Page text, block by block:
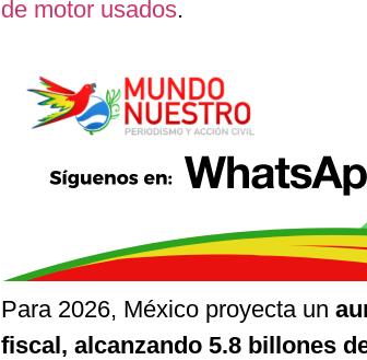
de motor usados.
Para 2026, México proyecta un
fiscal, alcanzando 5.8 billones